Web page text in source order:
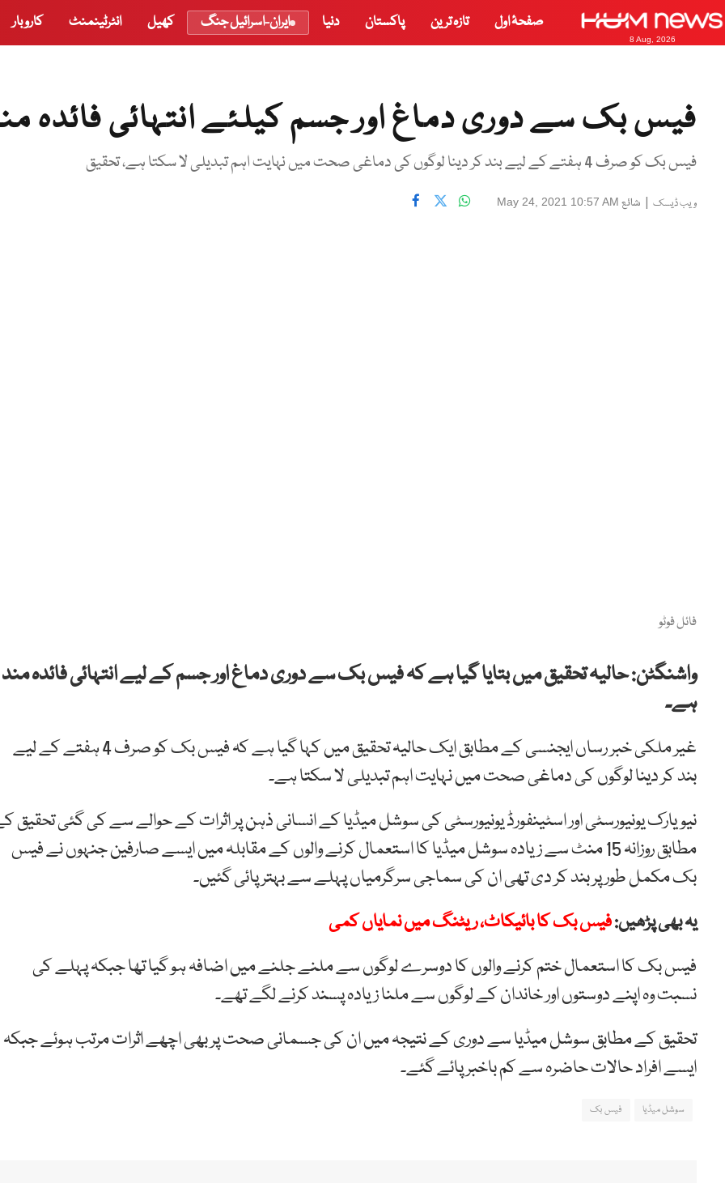
8 Aug, 2026
صفحۂ اول تازہ ترین پاکستان دنیا ایران-اسرائیل جنگ کھیل انٹرٹینمنٹ کاروبار
فیس بک سے دوری دماغ اور جسم کیلئے انتہائی فائدہ
فیس بک کو صرف 4 ہفتے کے لیے بند کر دینا لوگوں کی دماغی صحت میں نہایت اہم تبدیلی لا سکتا ہے، تحقیق
ویب ڈیسک | شائع May 24, 2021 10:57 AM
فائل فوٹو
واشنگٹن: حالیہ تحقیق میں بتایا گیا ہے کہ فیس بک سے دوری دماغ اور جسم کے لیے انتہائی فائدہ مند
ہے۔
غیر ملکی خبر رساں ایجنسی کے مطابق ایک حالیہ تحقیق میں کہا گیا ہے کہ فیس بک کو صرف 4 ہفتے کے لیے
بند کر دینا لوگوں کی دماغی صحت میں نہایت اہم تبدیلی لا سکتا ہے۔
نیویارک یونیورسٹی اور اسٹینفورڈ یونیورسٹی کی سوشل میڈیا کے انسانی ذہن پر اثرات کے حوالے سے کی گئی تحقیق
مطابق روزانہ 15 منٹ سے زیادہ سوشل میڈیا کا استعمال کرنے والوں کے مقابلہ میں ایسے صارفین جنہوں نے فیس
بک مکمل طور پر بند کر دی تھی ان کی سماجی سرگرمیاں پہلے سے بہتر پائی گئیں۔
یہ بھی پڑھیں:فیس بک کا بائیکاٹ، ریٹنگ میں نمایاں کمی
فیس بک کا استعمال ختم کرنے والوں کا دوسرے لوگوں سے ملنے جلنے میں اضافہ ہو گیا تھا جبکہ پہلے کی
نسبت وہ اپنے دوستوں اور خاندان کے لوگوں سے ملنا زیادہ پسند کرنے لگے تھے۔
تحقیق کے مطابق سوشل میڈیا سے دوری کے نتیجہ میں ان کی جسمانی صحت پر بھی اچھے اثرات مرتب ہوئے جبکہ
ایسے افراد حالات حاضرہ سے کم باخبر پائے گئے۔
سوشل میڈیا فیس بک